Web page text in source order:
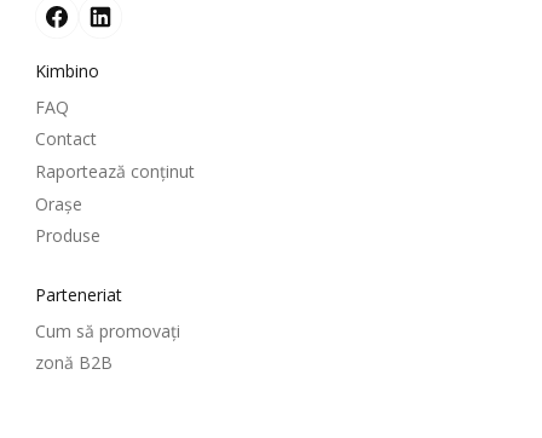
Kimbino
FAQ
Contact
Raportează conținut
Oraşe
Produse
Parteneriat
Cum să promovați
zonă B2B